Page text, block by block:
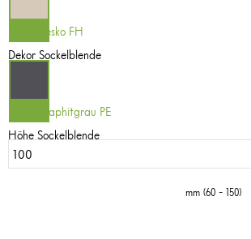
0071 Fresko FH
Dekor Sockelblende
2162 Graphitgrau PE
Höhe Sockelblende
mm (60 - 150)